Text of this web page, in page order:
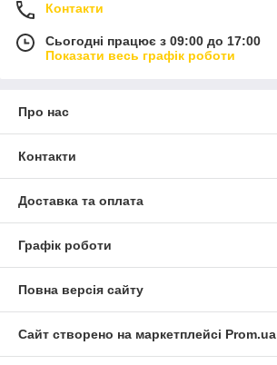
Контакти
Сьогодні працює з 09:00 до 17:00
Показати весь графік роботи
Про нас
Контакти
Доставка та оплата
Графік роботи
Повна версія сайту
Сайт створено на маркетплейсі Prom.ua